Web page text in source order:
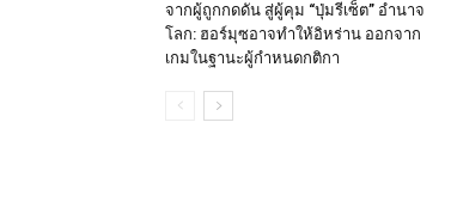
จากผู้ถูกกดดัน สู่ผู้คุม “ปุ่มรีเซ็ต” อำนาจ
โลก: ฮอร์มุซอาจทำให้อิหร่าน ออกจาก
เกมในฐานะผู้กำหนดกติกา